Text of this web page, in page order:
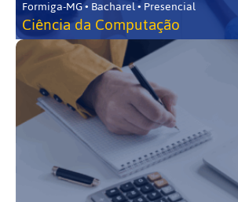
Formiga-MG • Bacharel • Presencial
Ciência da Computação